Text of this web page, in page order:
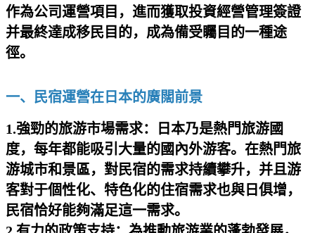
作為公司運營項目，進而獲取投資經營管理簽證
并最終達成移民目的，成為備受矚目的一種途
徑。
一、民宿運營在日本的廣闊前景
1.強勁的旅游市場需求：日本乃是熱門旅游國
度，每年都能吸引大量的國內外游客。在熱門旅
游城市和景區，對民宿的需求持續攀升，并且游
客對于個性化、特色化的住宿需求也與日俱增，
民宿恰好能夠滿足這一需求。